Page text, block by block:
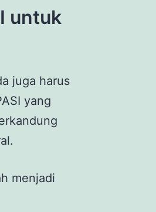
untuk
juga harus
yang
menjadi